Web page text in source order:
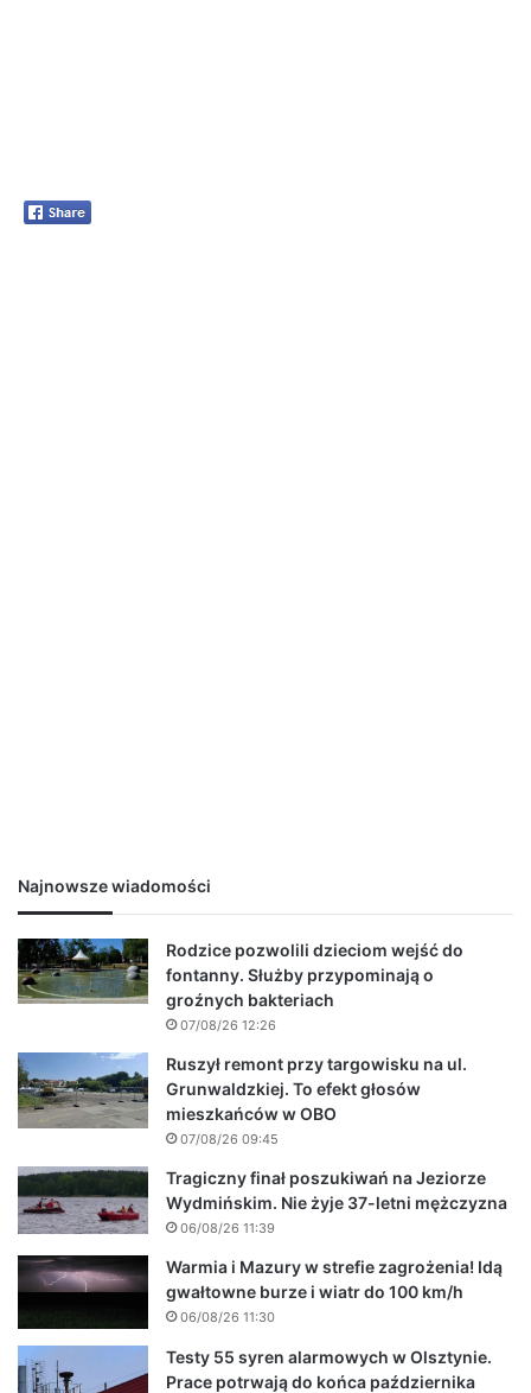
Najnowsze wiadomości
Rodzice pozwolili dzieciom wejść do
fontanny. Służby przypominają o
groźnych bakteriach
07/08/26 12:26
Ruszył remont przy targowisku na ul.
Grunwaldzkiej. To efekt głosów
mieszkańców w OBO
07/08/26 09:45
Tragiczny finał poszukiwań na Jeziorze
Wydmińskim. Nie żyje 37-letni mężczyzna
06/08/26 11:39
Warmia i Mazury w strefie zagrożenia! Idą
gwałtowne burze i wiatr do 100 km/h
06/08/26 11:30
Testy 55 syren alarmowych w Olsztynie.
Prace potrwają do końca października